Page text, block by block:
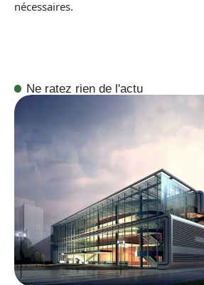
nécessaires.
Ne ratez rien de l'actu